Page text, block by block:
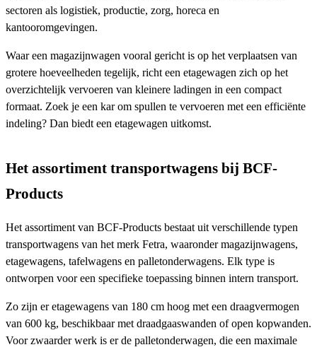
sectoren als logistiek, productie, zorg, horeca en
kantooromgevingen.
Waar een magazijnwagen vooral gericht is op het verplaatsen van
grotere hoeveelheden tegelijk, richt een etagewagen zich op het
overzichtelijk vervoeren van kleinere ladingen in een compact
formaat. Zoek je een kar om spullen te vervoeren met een efficiënte
indeling? Dan biedt een etagewagen uitkomst.
Het assortiment transportwagens bij BCF-
Products
Het assortiment van BCF-Products bestaat uit verschillende typen
transportwagens van het merk Fetra, waaronder magazijnwagens,
etagewagens, tafelwagens en palletonderwagens. Elk type is
ontworpen voor een specifieke toepassing binnen intern transport.
Zo zijn er etagewagens van 180 cm hoog met een draagvermogen
van 600 kg, beschikbaar met draadgaaswanden of open kopwanden.
Voor zwaarder werk is er de palletonderwagen, die een maximale